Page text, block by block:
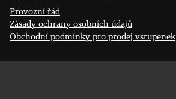
Provozní řád
Zásady ochrany osobních údajů
Obchodní podmínky pro prodej vstupenek